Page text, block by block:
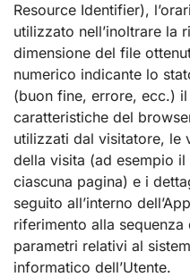
Resource Identifier),
utilizzato nell’inoltrare la
dimensione del file
numerico indicante lo
(buon fine, errore, ecc.)
caratteristiche del
utilizzati dal visitatore, le
della visita (ad esempio
ciascuna pagina) e i
seguito all’interno
riferimento alla
parametri relativi al
informatico dell’Utente.